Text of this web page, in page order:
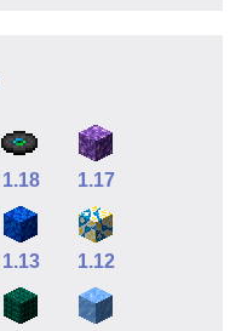
1.18 1.17
1.13 1.12